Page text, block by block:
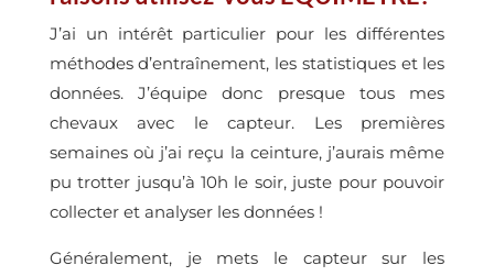
J’ai un intérêt particulier pour les différentes
méthodes d’entraînement, les statistiques et les
données. J’équipe donc presque tous mes
chevaux avec le capteur. Les premières
semaines où j’ai reçu la ceinture, j’aurais même
pu trotter jusqu’à 10h le soir, juste pour pouvoir
collecter et analyser les données !
Généralement, je mets le capteur sur les